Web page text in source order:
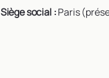
Siège social :Paris